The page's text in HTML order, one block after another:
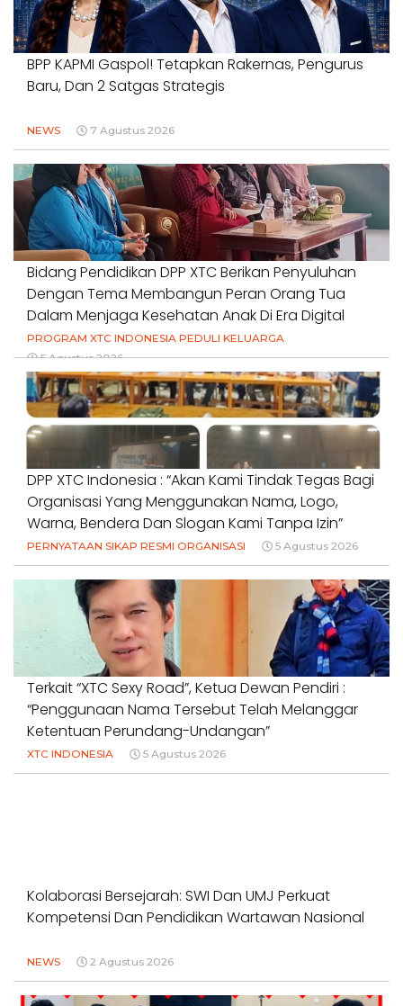
BPP KAPMI Gaspol! Tetapkan Rakernas, Pengurus
Baru, Dan 2 Satgas Strategis
NEWS 7 Agustus 2026
Bidang Pendidikan DPP XTC Berikan Penyuluhan
Dengan Tema Membangun Peran Orang Tua
Dalam Menjaga Kesehatan Anak Di Era Digital
PROGRAM XTC INDONESIA PEDULI KELUARGA
5 Agustus 2026
DPP XTC Indonesia : “Akan Kami Tindak Tegas Bagi
Organisasi Yang Menggunakan Nama, Logo,
Warna, Bendera Dan Slogan Kami Tanpa Izin”
PERNYATAAN SIKAP RESMI ORGANISASI 5 Agustus 2026
Terkait “XTC Sexy Road”, Ketua Dewan Pendiri :
“Penggunaan Nama Tersebut Telah Melanggar
Ketentuan Perundang-Undangan”
XTC INDONESIA 5 Agustus 2026
Kolaborasi Bersejarah: SWI Dan UMJ Perkuat
Kompetensi Dan Pendidikan Wartawan Nasional
NEWS 2 Agustus 2026